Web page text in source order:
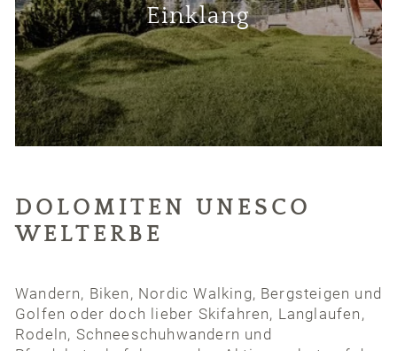
Einklang
DOLOMITEN UNESCO
WELTERBE
Wandern, Biken, Nordic Walking, Bergsteigen und
Golfen oder doch lieber Skifahren, Langlaufen,
Rodeln, Schneeschuhwandern und